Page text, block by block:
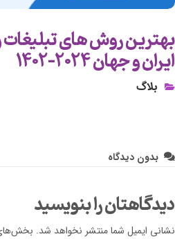
بهترین روش های
ایران و جهان ۲۰۲۴-۱۴۰۲
بلاگ
بدون دیدگاه
دیدگاهتان را بنویسید
نشانی ایمیل شما منتشر نخواهد شد. بخش‌های